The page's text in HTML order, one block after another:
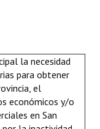
la necesidad
para obtener
el
económicos y/o
en San